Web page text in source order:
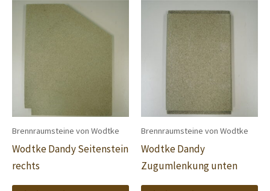
Brennraumsteine von Wodtke
Wodtke Dandy Seitenstein
rechts
Brennraumsteine von Wodtke
Wodtke Dandy
Zugumlenkung unten